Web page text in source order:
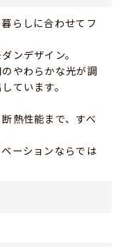
らしに合わせてフ
ンデザイン。
やわらかな光が調
ています。
熱性能まで、すべ
ーションならでは